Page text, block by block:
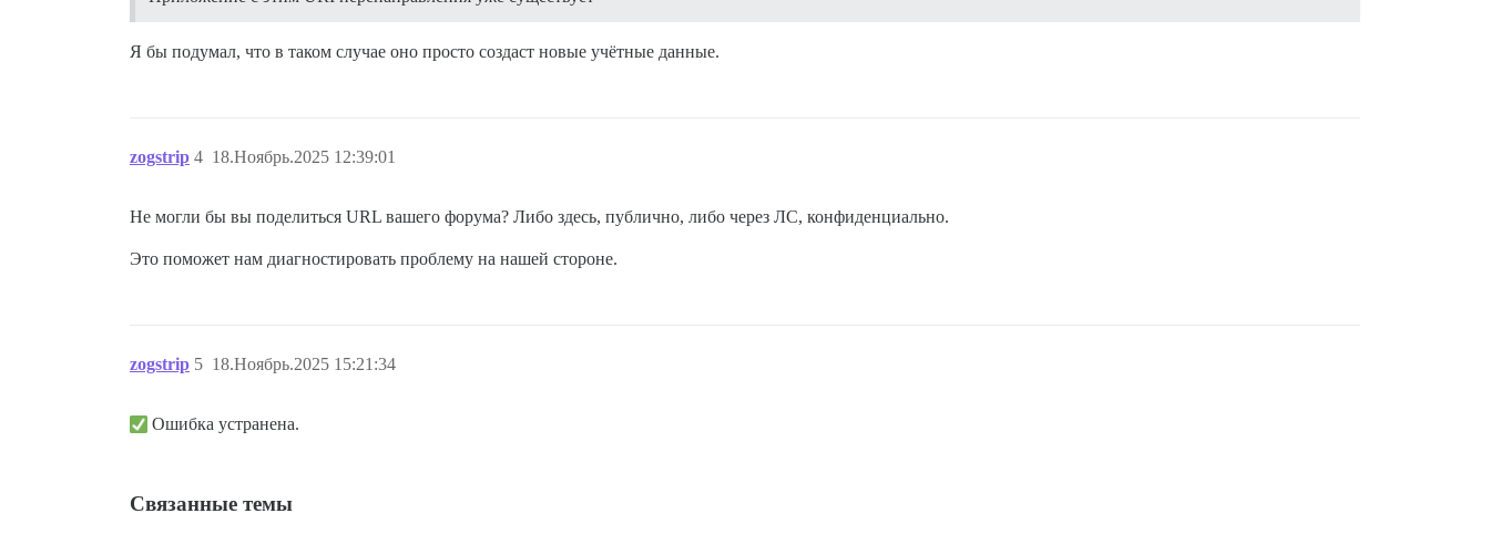
Я бы подумал, что в таком случае оно просто создаст новые учётные данные.
zogstrip 18.Ноябрь.2025 12:39:01
4
Не могли бы вы поделиться URL вашего форума? Либо здесь, публично, либо через ЛС, конфиденциально.
Это поможет нам диагностировать проблему на нашей стороне.
zogstrip 18.Ноябрь.2025 15:21:34
5
Ошибка устранена.
Связанные темы